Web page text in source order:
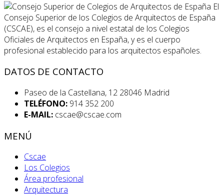
El
Consejo Superior de los Colegios de Arquitectos de España
(CSCAE), es el consejo a nivel estatal de los Colegios
Oficiales de Arquitectos en España, y es el cuerpo
profesional establecido para los arquitectos españoles.
DATOS DE CONTACTO
Paseo de la Castellana, 12 28046 Madrid
TELÉFONO: 914 352 200
E-MAIL: cscae@cscae.com
MENÚ
Cscae
Los Colegios
Área profesional
Arquitectura